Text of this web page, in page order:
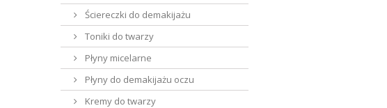
Ściereczki do demakijażu
Toniki do twarzy
Płyny micelarne
Płyny do demakijażu oczu
Kremy do twarzy